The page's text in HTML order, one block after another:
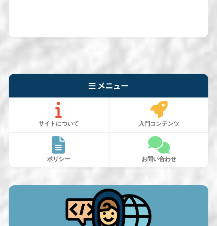
メニュー
サイトについて 入門コンテンツ
ポリシー お問い合わせ